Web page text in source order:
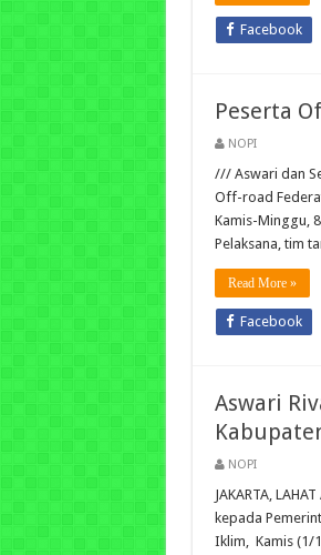
Facebook
Peserta
NOPI
/// Aswari dan
Off-road
Kamis-Minggu,
Pelaksana, tim
Read More »
Facebook
Aswari
NOPI
JAKARTA,
kepada
Iklim, Kamis (1/